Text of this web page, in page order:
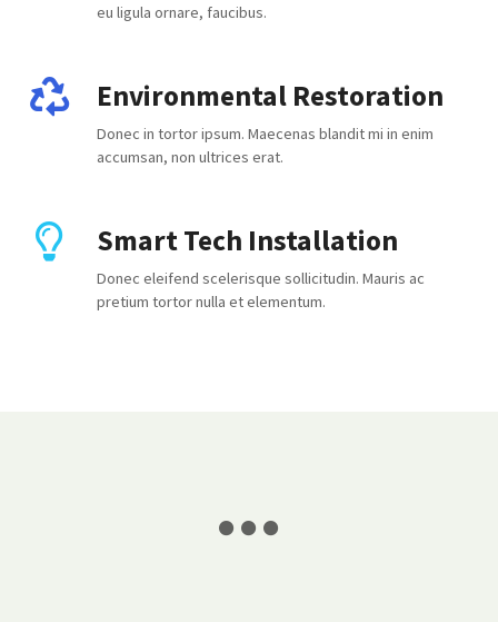
g
eu ligula ornare, faucibus.
Environmental Restoration
Donec in tortor ipsum. Maecenas blandit mi in enim
accumsan, non ultrices erat.
Smart Tech Installation
Donec eleifend scelerisque sollicitudin. Mauris ac
pretium tortor nulla et elementum.